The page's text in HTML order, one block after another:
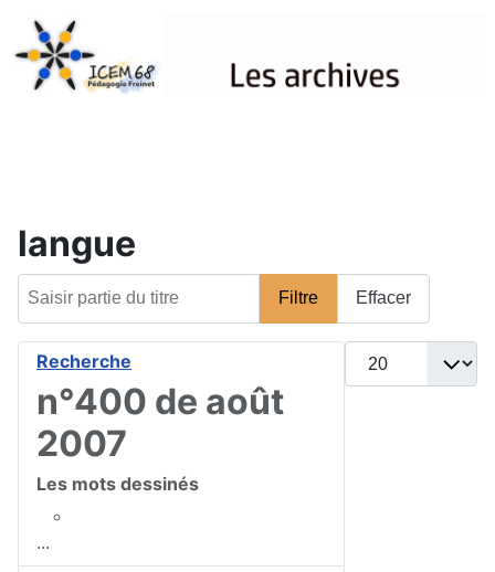
langue
Filtre Effacer
Afficher #
Recherche
n°400 de août
2007
Les mots dessinés
...